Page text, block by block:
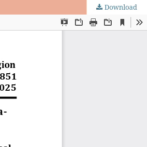
Download